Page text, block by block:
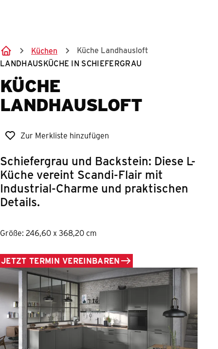
Küchen
Küche Landhausloft
LANDHAUSKÜCHE IN SCHIEFERGRAU
KÜCHE
LANDHAUSLOFT
Zur Merkliste hinzufügen
Schiefergrau und Backstein: Diese L-
Küche vereint Scandi-Flair mit
Industrial-Charme und praktischen
Details.
Größe: 246,60 x 368,20 cm
JETZT TERMIN VEREINBAREN